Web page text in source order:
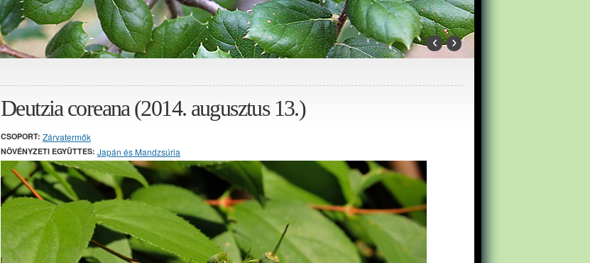
‹ ›
Deutzia coreana (2014. augusztus 13.)
CSOPORT: Zárvatermők
NÖVÉNYZETI EGYÜTTES: Japán és Mandzsúria